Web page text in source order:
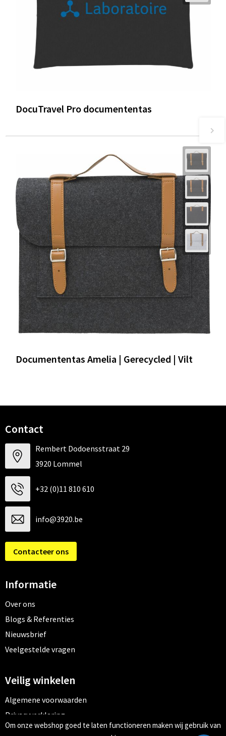
DocuTravel Pro documententas
Documententas Amelia | Gerecycled | Vilt
Contact
Rembert Dodoensstraat 29
3920 Lommel
+32 (0)11 810 610
info@3920.be
Contacteer ons
Informatie
Over ons
Blogs & Referenties
Nieuwsbrief
Veelgestelde vragen
Veilig winkelen
Algemene voorwaarden
Privacyverklaring
Cookiebeleid
Om onze webshop goed te laten functioneren maken wij gebruik van